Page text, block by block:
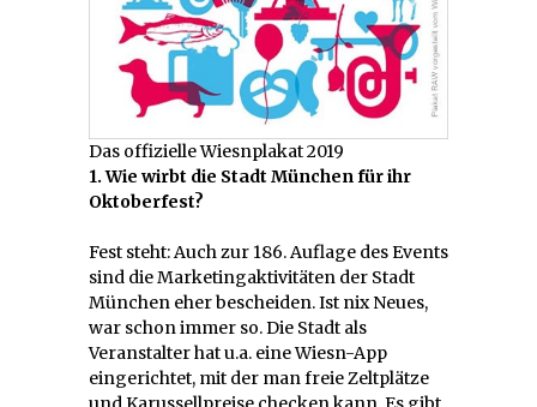
Das offizielle Wiesnplakat 2019
1. Wie wirbt die Stadt München für ihr
Oktoberfest?
Fest steht: Auch zur 186. Auflage des Events
sind die Marketingaktivitäten der Stadt
München eher bescheiden. Ist nix Neues,
war schon immer so. Die Stadt als
Veranstalter hat u.a. eine Wiesn-App
eingerichtet, mit der man freie Zeltplätze